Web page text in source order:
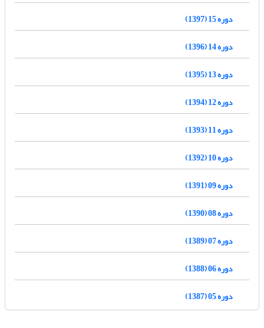
دوره 15 (1397)
دوره 14 (1396)
دوره 13 (1395)
دوره 12 (1394)
دوره 11 (1393)
دوره 10 (1392)
دوره 09 (1391)
دوره 08 (1390)
دوره 07 (1389)
دوره 06 (1388)
دوره 05 (1387)